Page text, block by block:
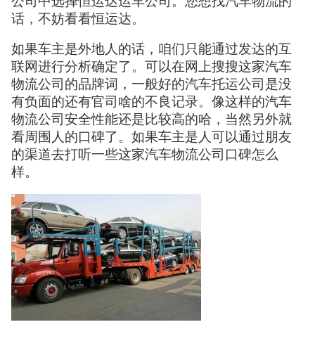
话，不妨看看恒运达。
如果车主是外地人的话，咱们只能通过发达的互
联网进行分析确定了。可以在网上搜搜这家汽车
物流公司的品牌词，一般好的汽车托运公司是没
有负面的还有官司啥的不良记录。像这样的汽车
物流公司安全性能还是比较高的哈，当然另外就
看周围人的口碑了。如果车主是人可以通过朋友
的渠道去打听一些这家汽车物流公司口碑怎么
样。